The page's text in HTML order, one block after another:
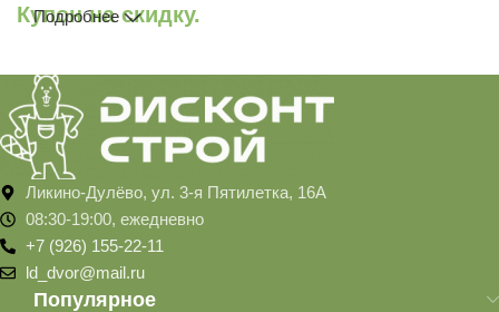
Купон на скидку.
Подробнее
Ликино-Дулёво, ул. 3-я Пятилетка, 16А
08:30-19:00, ежедневно
+7 (926) 155-22-11
ld_dvor@mail.ru
Популярное